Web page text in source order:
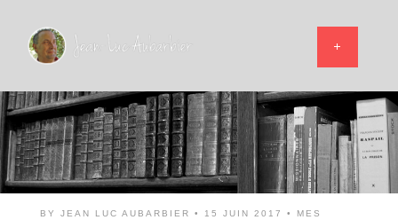
BY JEAN LUC AUBARBIER • 15 JUIN 2017 •
MES